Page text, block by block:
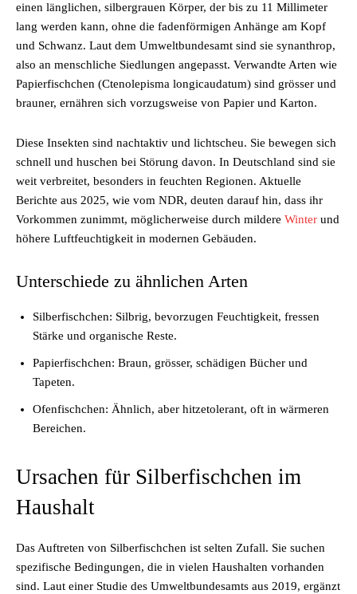
einen länglichen, silbergrauen Körper, der bis zu 11 Millimeter
lang werden kann, ohne die fadenförmigen Anhänge am Kopf
und Schwanz. Laut dem Umweltbundesamt sind sie synanthrop,
also an menschliche Siedlungen angepasst. Verwandte Arten wie
Papierfischchen (Ctenolepisma longicaudatum) sind grösser und
brauner, ernähren sich vorzugsweise von Papier und Karton.
Diese Insekten sind nachtaktiv und lichtscheu. Sie bewegen sich
schnell und huschen bei Störung davon. In Deutschland sind sie
weit verbreitet, besonders in feuchten Regionen. Aktuelle
Berichte aus 2025, wie vom NDR, deuten darauf hin, dass ihr
Vorkommen zunimmt, möglicherweise durch mildere Winter und
höhere Luftfeuchtigkeit in modernen Gebäuden.
Unterschiede zu ähnlichen Arten
Silberfischchen: Silbrig, bevorzugen Feuchtigkeit, fressen
Stärke und organische Reste.
Papierfischchen: Braun, grösser, schädigen Bücher und
Tapeten.
Ofenfischchen: Ähnlich, aber hitzetolerant, oft in wärmeren
Bereichen.
Ursachen für Silberfischchen im
Haushalt
Das Auftreten von Silberfischchen ist selten Zufall. Sie suchen
spezifische Bedingungen, die in vielen Haushalten vorhanden
sind. Laut einer Studie des Umweltbundesamts aus 2019, ergänzt